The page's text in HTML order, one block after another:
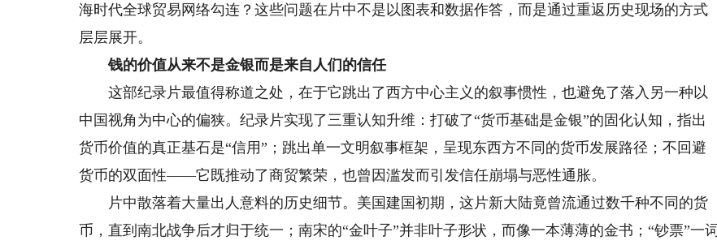
海时代全球贸易网络勾连？这些问题在片中不是以图表和数据作答，而是通过重返历史现场的方式
层层展开。
钱的价值从来不是金银而是来自人们的信任
这部纪录片最值得称道之处，在于它跳出了西方中心主义的叙事惯性，也避免了落入另一种以
中国视角为中心的偏狭。纪录片实现了三重认知升维：打破了“货币基础是金银”的固化认知，指出
货币价值的真正基石是“信用”；跳出单一文明叙事框架，呈现东西方不同的货币发展路径；不回避
货币的双面性——它既推动了商贸繁荣，也曾因滥发而引发信任崩塌与恶性通胀。
片中散落着大量出人意料的历史细节。美国建国初期，这片新大陆竟曾流通过数千种不同的货
币，直到南北战争后才归于统一；南宋的“金叶子”并非叶子形状，而像一本薄薄的金书；“钞票”一词